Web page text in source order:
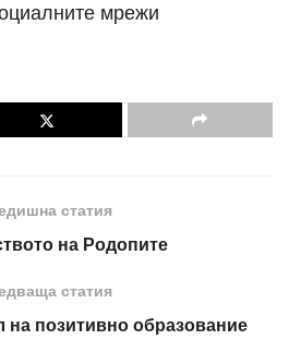
мрежи
статия
на Родопите
статия
на позитивно образование